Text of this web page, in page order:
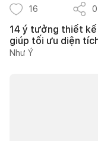
16 0
14 ý tưởng thiết
giúp tối ưu diện
Như Ý